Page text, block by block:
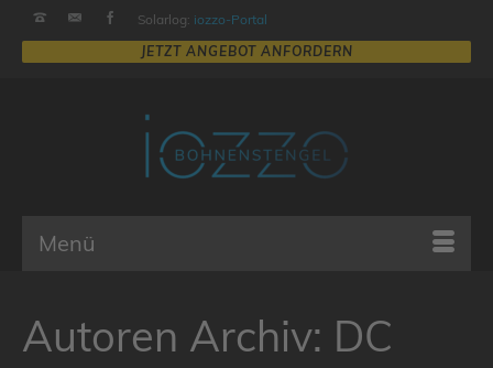
Solarlog: iozzo-Portal
Menü
Autoren Archiv: DC